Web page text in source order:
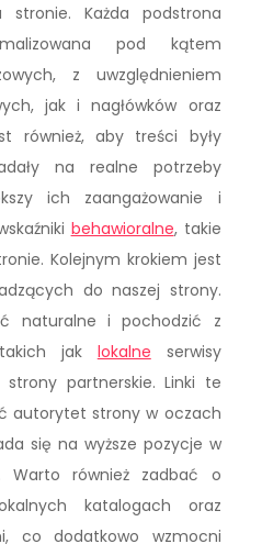
Każda podstrona
pod kątem
z uwzględnieniem
jak i nagłówków oraz
również, aby treści były
na realne potrzeby
ich zaangażowanie i
behawioralne, takie
Kolejnym krokiem jest
do naszej strony.
naturalne i pochodzić z
takich jak lokalne serwisy
partnerskie. Linki te
autorytet strony w oczach
się na wyższe pozycje w
Warto również zadbać o
katalogach oraz
co dodatkowo wzmocni